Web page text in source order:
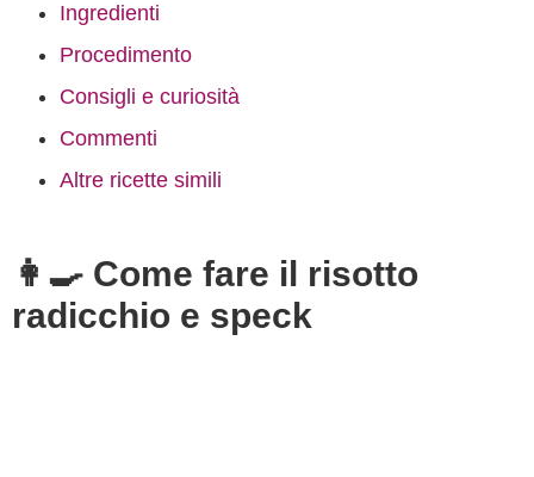
Ingredienti
Procedimento
Consigli e curiosità
Commenti
Altre ricette simili
👩‍🍳 Come fare il risotto
radicchio e speck